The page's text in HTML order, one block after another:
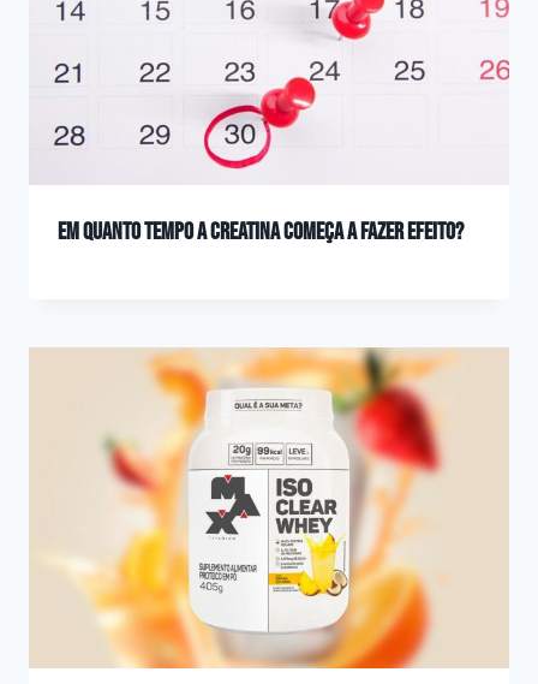
Em quanto tempo a creatina começa a fazer efeito?